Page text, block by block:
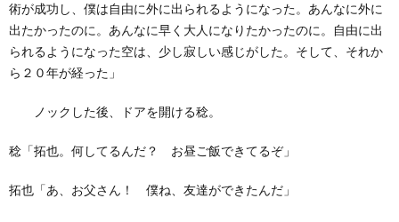
術が成功し、僕は自由に外に出られるようになった。あんなに外に
出たかったのに。あんなに早く大人になりたかったのに。自由に出
られるようになった空は、少し寂しい感じがした。そして、それか
ら２０年が経った」
ノックした後、ドアを開ける稔。
稔「拓也。何してるんだ？ お昼ご飯できてるぞ」
拓也「あ、お父さん！ 僕ね、友達ができたんだ」